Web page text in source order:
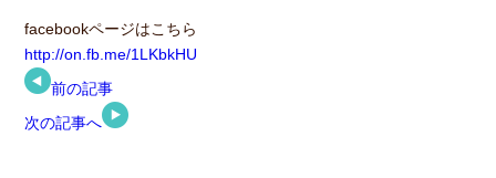
facebookページはこちら
http://on.fb.me/1LKbkHU
前の記事
次の記事へ